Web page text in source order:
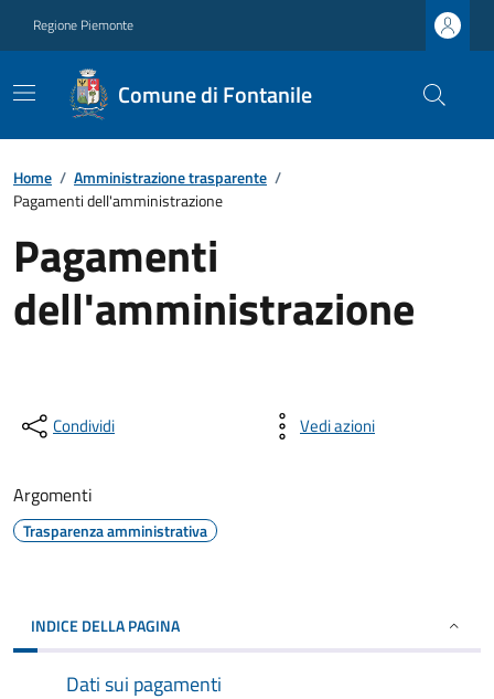
Regione Piemonte
Comune di Fontanile
Home / Amministrazione trasparente /
Pagamenti dell'amministrazione
Pagamenti
dell'amministrazione
Condividi Vedi azioni
Argomenti
Trasparenza amministrativa
INDICE DELLA PAGINA
Dati sui pagamenti